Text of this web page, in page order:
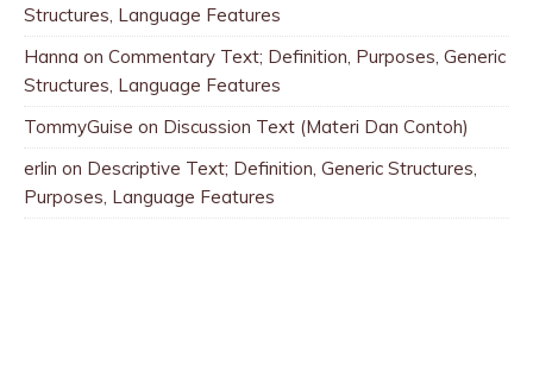
Structures, Language Features
Hanna on Commentary Text; Definition, Purposes, Generic
Structures, Language Features
TommyGuise on Discussion Text (Materi Dan Contoh)
erlin on Descriptive Text; Definition, Generic Structures,
Purposes, Language Features